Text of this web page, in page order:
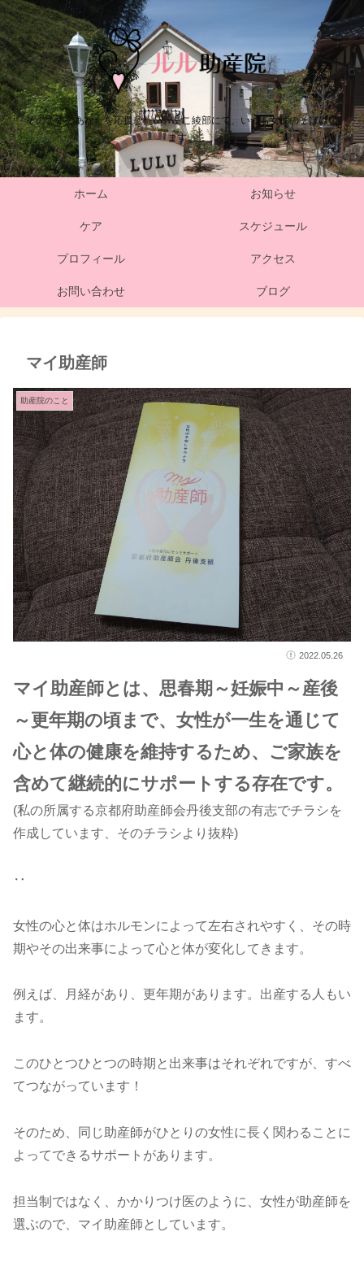
そのままのあなたを応援したい。ここ綾部にて、いつも女性のそばにい
ます。
ホーム お知らせ
ケア スケジュール
プロフィール アクセス
お問い合わせ ブログ
マイ助産師
助産院のこと
2022.05.26
マイ助産師とは、思春期～妊娠中～産後
～更年期の頃まで、女性が一生を通じて
心と体の健康を維持するため、ご家族を
含めて継続的にサポートする存在です。
(私の所属する京都府助産師会丹後支部の有志でチラシを
作成しています、そのチラシより抜粋)
‥
女性の心と体はホルモンによって左右されやすく、その時
期やその出来事によって心と体が変化してきます。
例えば、月経があり、更年期があります。出産する人もい
ます。
このひとつひとつの時期と出来事はそれぞれですが、すべ
てつながっています！
そのため、同じ助産師がひとりの女性に長く関わることに
よってできるサポートがあります。
担当制ではなく、かかりつけ医のように、女性が助産師を
選ぶので、マイ助産師としています。